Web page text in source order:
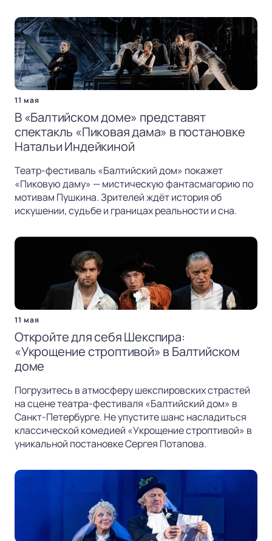
11 мая
В «Балтийском доме» представят
спектакль «Пиковая дама» в постановке
Натальи Индейкиной
Театр-фестиваль «Балтийский дом» покажет
«Пиковую даму» — мистическую фантасмагорию по
мотивам Пушкина. Зрителей ждёт история об
искушении, судьбе и границах реальности и сна.
11 мая
Откройте для себя Шекспира:
«Укрощение строптивой» в Балтийском
доме
Погрузитесь в атмосферу шекспировских страстей
на сцене театра-фестиваля «Балтийский дом» в
Санкт-Петербурге. Не упустите шанс насладиться
классической комедией «Укрощение строптивой» в
уникальной постановке Сергея Потапова.